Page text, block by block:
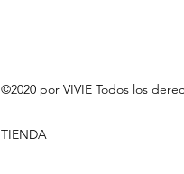
©2020 por VIVIE Todos los
TIENDA